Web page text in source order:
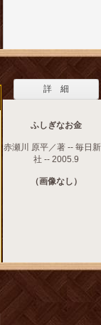
詳 細
ふしぎなお金
赤瀬川 原平／著 -- 毎日
社 -- 2005.9
（画像なし）